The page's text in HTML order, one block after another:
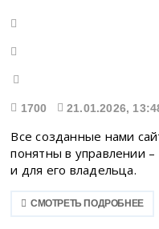
1700 21.01.2026,
Все созданные нами
понятны в управлении –
и для его владельца.
СМОТРЕТЬ ПОДРОБНЕЕ